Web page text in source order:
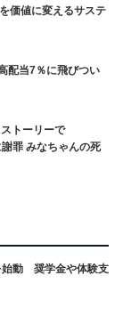
価値に変えるサステ
の死
始動 奨学金や体験支